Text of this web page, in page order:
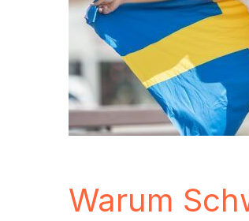
Warum